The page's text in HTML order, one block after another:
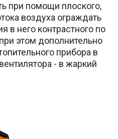
при помощи плоского,
воздуха ограждать
в него контрастного по
этом дополнительно
прибора в
- в жаркий